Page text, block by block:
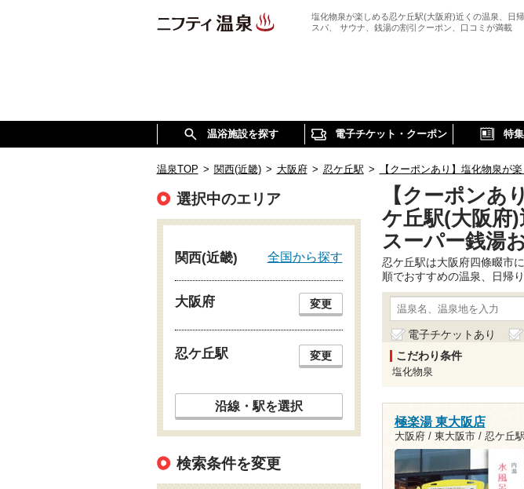
塩化物泉が楽しめる忍ケ丘駅(大阪府)近くの温泉、日
スパ、 サウナ、銭湯の割引クーポン、口コミが満載
温浴施設を探す 電子チケット・クーポン 特
温泉TOP > 関西(近畿) > 大阪府 > 忍ケ丘駅 > 【クーポンあり】塩化物泉が
【クーポンあ
ケ丘駅(大阪府)
スーパー銭湯
忍ケ丘駅は大阪府四條畷市
順でおすすめの温泉、日帰
電子チケットあり
こだわり条件
塩化物泉
極楽湯 東大阪店
大阪府 / 東大阪市 / 忍ケ丘
選択中のエリア
関西(近畿) 全国から探す
大阪府 変更
忍ケ丘駅 変更
沿線・駅を選択
検索条件を変更